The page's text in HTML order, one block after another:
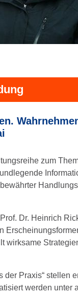
zum
Dr. Heinrich
wirksame
der Praxis“ stellen
werden unter